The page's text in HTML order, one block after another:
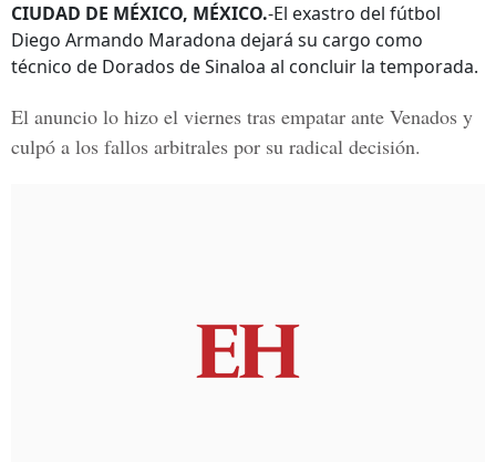
CIUDAD DE MÉXICO, MÉXICO.-El exastro del fútbol
Diego Armando Maradona dejará su cargo como
técnico de Dorados de Sinaloa al concluir la temporada.
El anuncio lo hizo el viernes tras empatar ante Venados y
culpó a los fallos arbitrales por su radical decisión.